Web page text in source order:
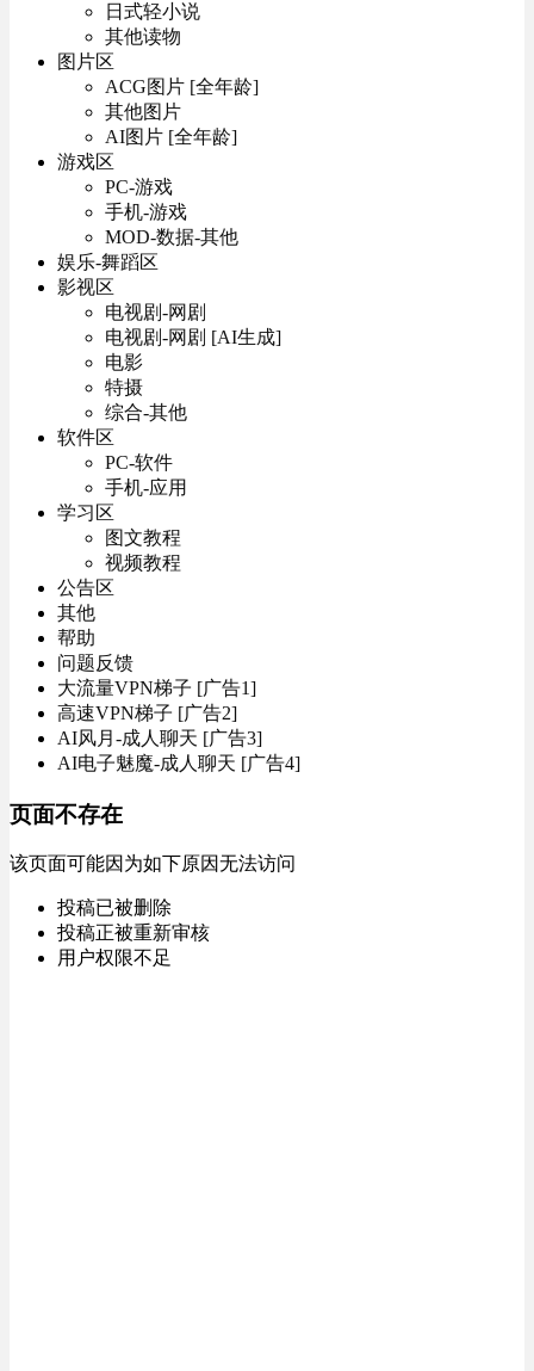
日式轻小说
其他读物
图片区
ACG图片 [全年龄]
其他图片
AI图片 [全年龄]
游戏区
PC-游戏
手机-游戏
MOD-数据-其他
娱乐-舞蹈区
影视区
电视剧-网剧
电视剧-网剧 [AI生成]
电影
特摄
综合-其他
软件区
PC-软件
手机-应用
学习区
图文教程
视频教程
公告区
其他
帮助
问题反馈
大流量VPN梯子 [广告1]
高速VPN梯子 [广告2]
AI风月-成人聊天 [广告3]
AI电子魅魔-成人聊天 [广告4]
页面不存在
该页面可能因为如下原因无法访问
投稿已被删除
投稿正被重新审核
用户权限不足